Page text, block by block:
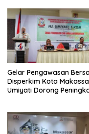
Gelar Pengawasan
Disperkim Kota
Umiyati Dorong